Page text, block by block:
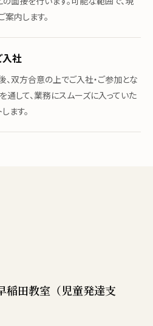
内します。
入社
双方合意の上でご入社・ご参加とな
通して、業務にスムーズに入っていた
ます。
稲田教室（児童発達支